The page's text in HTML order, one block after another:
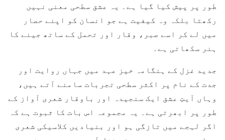
طور پر پیش کیا گیا ہے۔ یہ عشق سطحی معنی نہیں
رکھتا بلکہ وہ کیفیت ہے جو انسان کو اپنے حصار
میں لے کر اسے صبر، وقار اور تحمل کے ساتھ جینے کا
ہنر سکھاتی ہے۔
جدید غزل کے ہنگامہ خیز عہد میں جہاں روایت اور
جدت کے نام پر اکثر سطحی تجربات سامنے آتے ہیں،
وہاں آیتِ عشق ایک سنجیدہ اور باوقار شعری آواز کے
طور پر ابھرتی ہے۔ یہ مجموعہ اس بات کا ثبوت ہے کہ
اگر لہجے میں تازگی ہو اور بنیادیں کلاسیکی شعری